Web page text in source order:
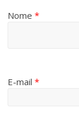
Nome*
E-mail*